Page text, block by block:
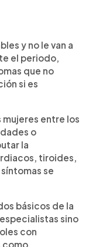
y no le van a
el periodo,
que no
si es
entre los
o
la
tiroides,
se
básicos de la
sino
con
como